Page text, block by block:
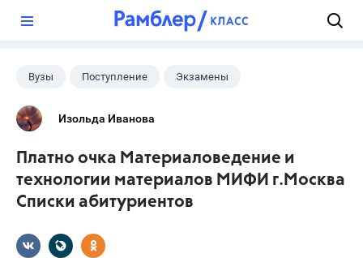
Вузы Поступление Экзамены
Изольда Иванова
Платно очка Материаловедение и
технологии материалов МИФИ г.Москва
Списки абитуриентов